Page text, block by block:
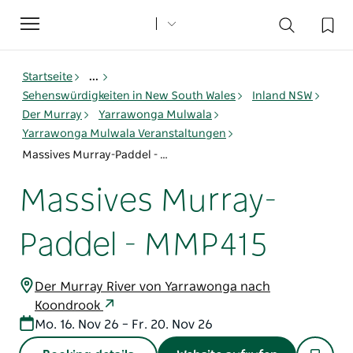
Toggle
navigation
Startseite
...
Sehenswürdigkeiten in New South Wales
Inland NSW
Der Murray
Yarrawonga Mulwala
Yarrawonga Mulwala Veranstaltungen
Massives Murray-Paddel - MMP415
Massives Murray-
Paddel - MMP415
Der Murray River von Yarrawonga nach
Koondrook
Mo. 16. Nov 26 – Fr. 20. Nov 26